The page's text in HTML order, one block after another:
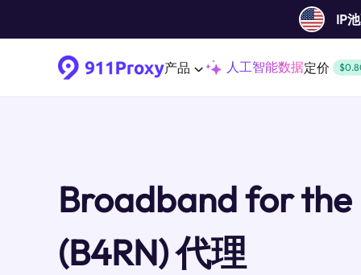
IP
产品 人工智能数据定价
Broadband for the
(B4RN) 代理